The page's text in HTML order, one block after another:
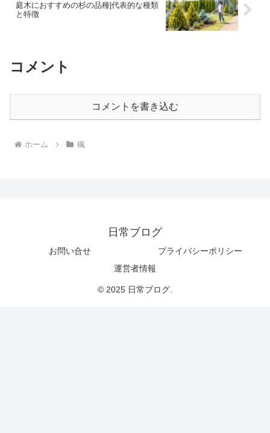
庭木におすすめの杉の品種|代表的な種類
と特徴
コメント
コメントを書き込む
ホーム 楓
日常ブログ
お問い合せ
プライバシーポリシー
運営者情報
© 2025 日常ブログ.